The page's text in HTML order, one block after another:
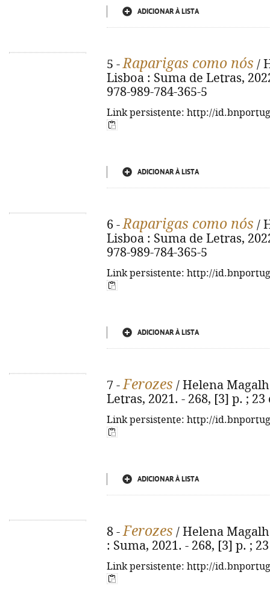
ADICIONAR À LISTA
5 -Raparigas como nós /
Lisboa : Suma de Letras,
978-989-784-365-5
Link persistente: http://
ADICIONAR À LISTA
6 -Raparigas como nós /
Lisboa : Suma de Letras,
978-989-784-365-5
Link persistente: http://
ADICIONAR À LISTA
7 -Ferozes / Helena
Letras, 2021. - 268, [3] p. ; 23
Link persistente: http://
ADICIONAR À LISTA
8 -Ferozes / Helena
: Suma, 2021. - 268, [3] p. ;
Link persistente: http://